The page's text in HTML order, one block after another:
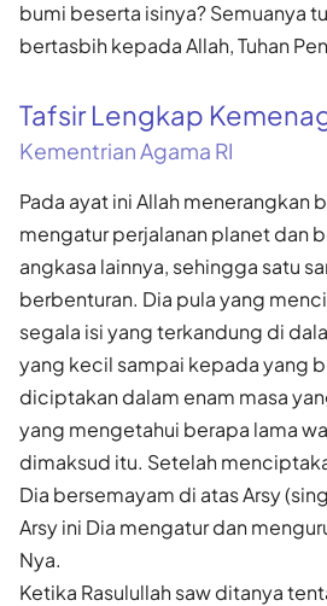
bumi beserta isinya? Semuanya
bertasbih kepada Allah, Tuhan
Tafsir Lengkap
Kementrian Agama RI
Pada ayat ini Allah menerangkan
mengatur perjalanan planet dan
angkasa lainnya, sehingga satu
berbenturan. Dia pula yang
segala isi yang terkandung di
yang kecil sampai kepada yang
diciptakan dalam enam masa
yang mengetahui berapa lama
dimaksud itu. Setelah
Dia bersemayam di atas Arsy
Arsy ini Dia mengatur dan
Nya.
Ketika Rasulullah saw ditanya